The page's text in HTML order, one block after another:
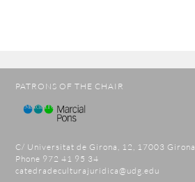
PATRONS OF THE CHAIR
C/ Universitat de Girona, 12, 17003 Girona
Phone 972 41 95 34
catedradeculturajuridica@udg.edu